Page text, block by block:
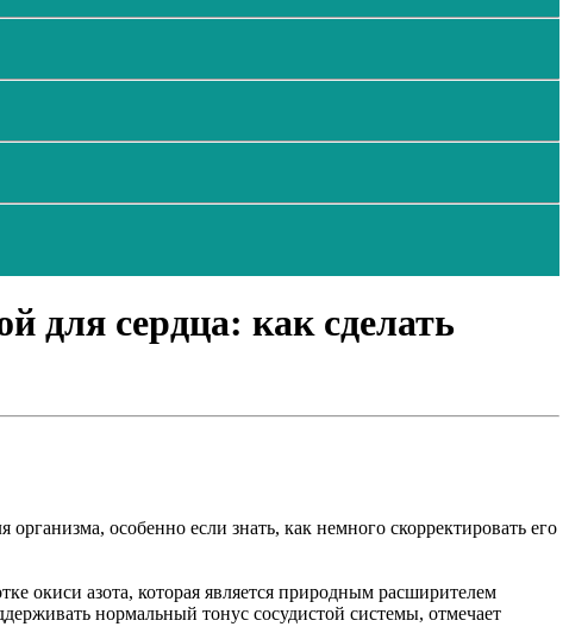
для сердца: как сделать
особенно если знать, как немного скорректировать его
окиси азота, которая является природным расширителем
нормальный тонус сосудистой системы, отмечает